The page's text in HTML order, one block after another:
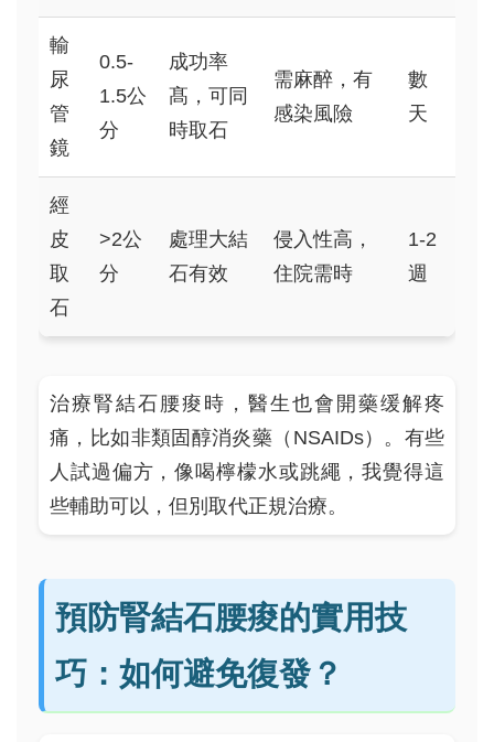
輸
尿
管
鏡
0.5-
1.5公
分
成功率
髙，可同
時取石
需麻醉，有
感染風險
數
天
經
皮
取
石
>2公
分
處理大結
石有效
侵入性高，
住院需時
1-2
週
治療腎結石腰痠時，醫生也會開藥缓解疼
痛，比如非類固醇消炎藥（NSAIDs）。有些
人試過偏方，像喝檸檬水或跳繩，我覺得這
些輔助可以，但別取代正規治療。
預防腎結石腰痠的實用技
巧：如何避免復發？